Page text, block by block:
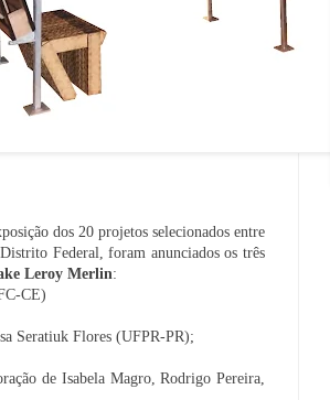
dos 20 projetos selecionados entre
Federal, foram anunciados os três
Leroy Merlin:
CE)
Seratiuk Flores (UFPR-PR);
de Isabela Magro, Rodrigo Pereira,